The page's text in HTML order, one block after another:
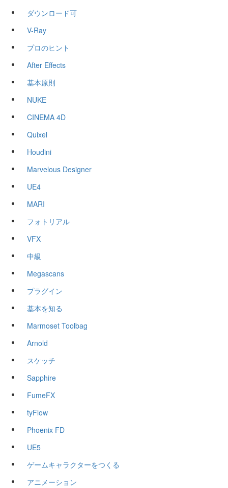
ダウンロード可
V-Ray
プロのヒント
After Effects
基本原則
NUKE
CINEMA 4D
Quixel
Houdini
Marvelous Designer
UE4
MARI
フォトリアル
VFX
中級
Megascans
プラグイン
基本を知る
Marmoset Toolbag
Arnold
スケッチ
Sapphire
FumeFX
tyFlow
Phoenix FD
UE5
ゲームキャラクターをつくる
アニメーション